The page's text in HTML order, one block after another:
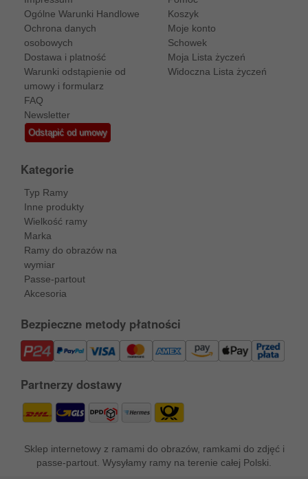
Ogólne Warunki Handlowe
Ochrona danych
osobowych
Dostawa i platność
Warunki odstąpienie od
umowy i formularz
FAQ
Newsletter
Odstąpić od umowy
Koszyk
Moje konto
Schowek
Moja Lista życzeń
Widoczna Lista życzeń
Kategorie
Typ Ramy
Inne produkty
Wielkość ramy
Marka
Ramy do obrazów na
wymiar
Passe-partout
Akcesoria
Bezpieczne metody płatności
Partnerzy dostawy
Sklep internetowy z ramami do obrazów, ramkami do zdjęć i
passe-partout. Wysyłamy ramy na terenie całej Polski.